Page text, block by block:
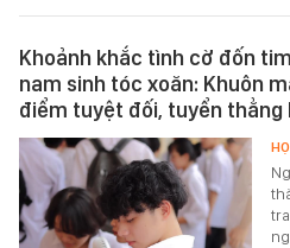
Khoảnh khắc tình cờ đốn
nam sinh tóc xoăn: Khuôn
điểm tuyệt đối, tuyển thẳng